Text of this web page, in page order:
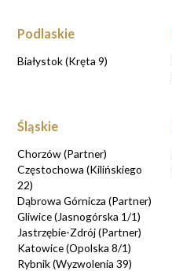
Podlaskie
Białystok (Kręta 9)
Śląskie
Chorzów (Partner)
Częstochowa (Kilińskiego
22)
Dąbrowa Górnicza (Partner)
Gliwice (Jasnogórska 1/1)
Jastrzębie-Zdrój (Partner)
Katowice (Opolska 8/1)
Rybnik (Wyzwolenia 39)